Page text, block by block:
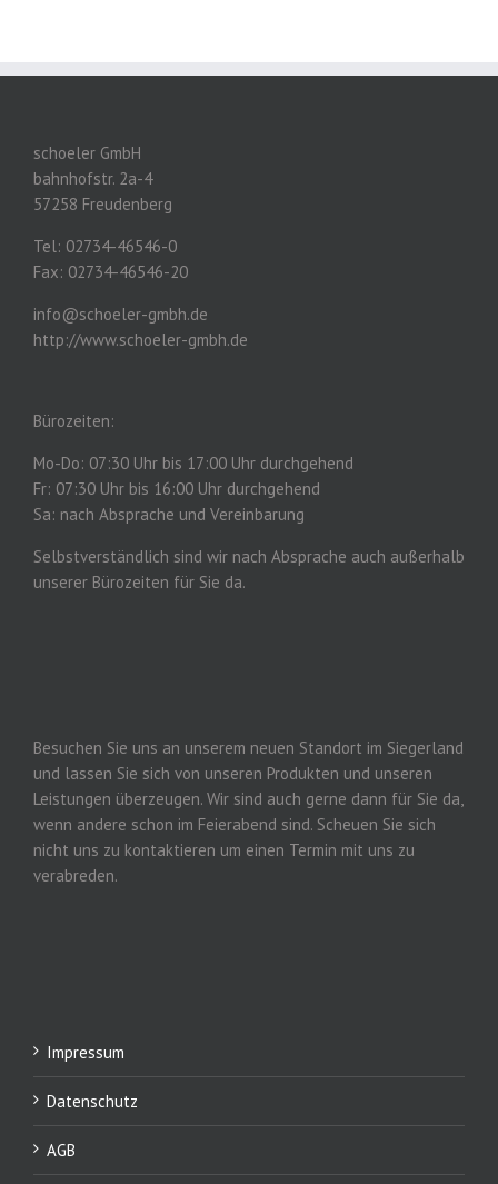
schoeler GmbH
bahnhofstr. 2a-4
57258 Freudenberg
Tel: 02734-46546-0
Fax: 02734-46546-20
info@schoeler-gmbh.de
http://www.schoeler-gmbh.de
Bürozeiten:
Mo-Do: 07:30 Uhr bis 17:00 Uhr durchgehend
Fr: 07:30 Uhr bis 16:00 Uhr durchgehend
Sa: nach Absprache und Vereinbarung
Selbstverständlich sind wir nach Absprache auch außerhalb
unserer Bürozeiten für Sie da.
Besuchen Sie uns an unserem neuen Standort im Siegerland
und lassen Sie sich von unseren Produkten und unseren
Leistungen überzeugen. Wir sind auch gerne dann für Sie da,
wenn andere schon im Feierabend sind. Scheuen Sie sich
nicht uns zu kontaktieren um einen Termin mit uns zu
verabreden.
Impressum
Datenschutz
AGB